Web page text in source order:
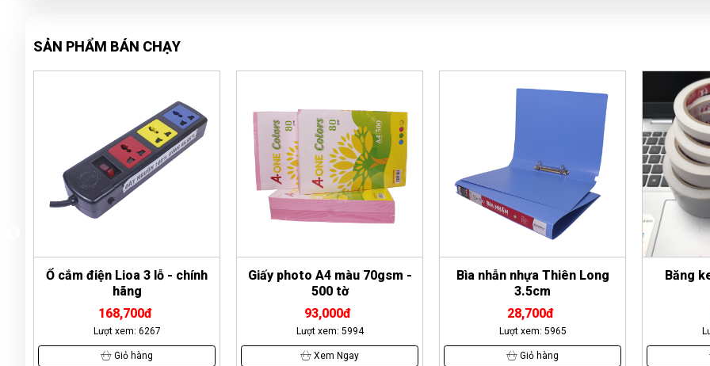
SẢN PHẨM BÁN CHẠY
Ổ cắm điện Lioa 3 lỗ - chính
hãng
168,700đ
Lượt xem: 6267
Giỏ hàng
Giấy photo A4 màu 70gsm -
500 tờ
93,000đ
Lượt xem: 5994
Xem Ngay
Bìa nhẫn nhựa Thiên Long
3.5cm
28,700đ
Lượt xem: 5965
Giỏ hàng
Băng